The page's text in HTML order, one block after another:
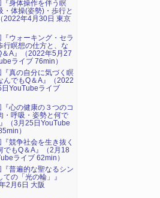
身体操作を伴う瞑
・体操(姿勢)・歩行と
2022年4月30日 東京
ウォーキング・セラ
行瞑想の仕方と、な
＆A』（2022年5月27
ライブ 76min）
真の自分に気づく瞑
んでもQ＆A』（2022
YouTubeライブ
心の健康の３つのコ
・呼吸・姿勢と何で
（3月25日YouTube
）
競争社会を生き抜く
でもQ＆A』（2月18
ライブ 62min）
普遍的な聖なるシン
ての「光の輪」』
2月6日 大阪